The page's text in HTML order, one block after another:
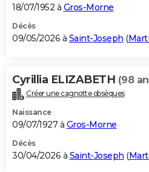
GUIDES D'ACHAT
BONS PLANS
Carte de Noël
Carte Bonne année
Carte Saint-Valentin
Carte Pâques
Carte d'anniversaire
DICTIONNAIRE
Dictionnaire
Biographies
Citations
Expressions
Proverbes
PROGRAMME TV
S'inscrire
Se connecter
Lycées
Collèges
Primaires
Universités
Entreprises
Service militaire
Avis de recherche
AVIS DE DÉCÈS
18/07/1952 à Gros-Morne
Décès
09/05/2026 à Saint-Joseph (
Cyrillia ELIZABETH (98
Créer une cagnotte obsèques
Naissance
09/07/1927 à Gros-Morne
Décès
30/04/2026 à Saint-Joseph (